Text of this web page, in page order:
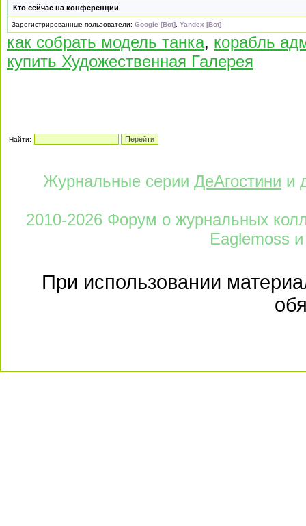
Кто сейчас на конференции
Зарегистрированные пользователи: Google [Bot] Yandex [Bot]
как собрать модель танка, корабль
купить Художественная Галерея
Найти:
Журнальные серии ДеАгостини и
2010-2026 Форум о журнальных
Eaglemoss и
При использовании